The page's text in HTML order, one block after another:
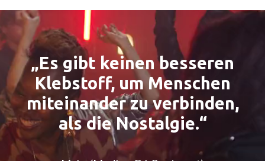
„Es gibt keinen besseren
Klebstoff, um Menschen
miteinander zu verbinden,
als die Nostalgie.“